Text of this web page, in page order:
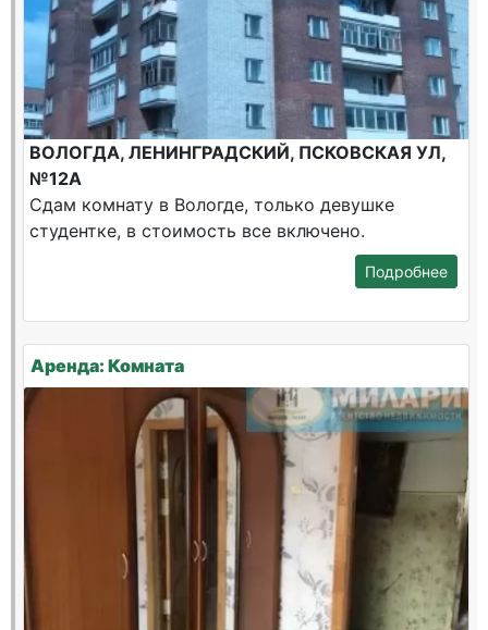
ВОЛОГДА, ЛЕНИНГРАДСКИЙ, ПСКОВСКАЯ УЛ,
№12А
Сдам комнату в Вологде, только девушке
студентке, в стоимость все включено.
Подробнее
Аренда: Комната